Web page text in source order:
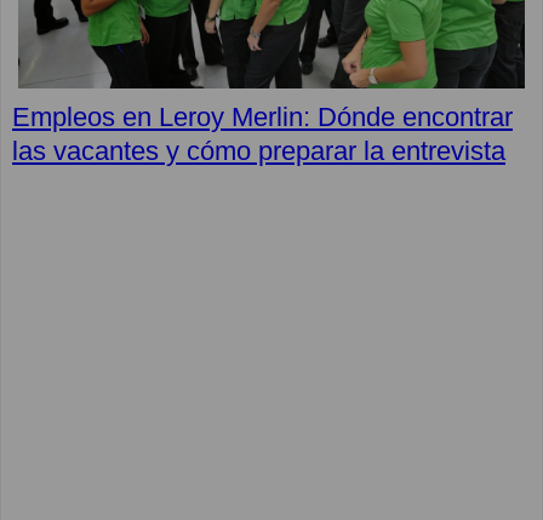
Empleos en Leroy Merlin: Dónde encontrar
las vacantes y cómo preparar la entrevista